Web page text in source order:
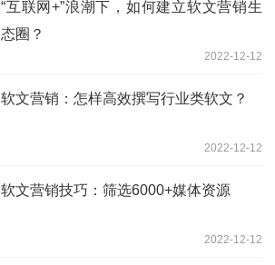
“互联网+”浪潮下，如何建立软文营销生
态圈？
2022-12-12
软文营销：怎样高效撰写行业类软文？
2022-12-12
软文营销技巧：筛选6000+媒体资源
2022-12-12